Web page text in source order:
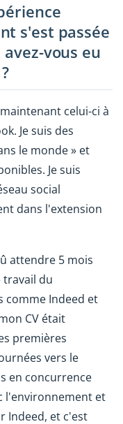
s'est passée
vous eu
celui-ci à
Je suis des
le monde » et
Je suis
social
dans l'extension
attendre 5 mois
du
comme Indeed et
CV était
premières
vers le
en concurrence
l'environnement et
Indeed, et c'est